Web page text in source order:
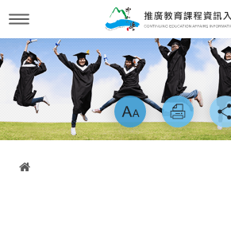
到
要
內
容
最新消息 News
關於我們 About us
交通方式
簡介
課程訊息 Course Information
政府委訓與企業合作